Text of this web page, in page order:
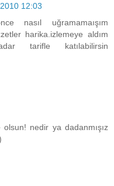
12:03
nasıl uğramamaışım
harika.izlemeye aldım
tarifle katılabilirsin
nedir ya dadanmışız